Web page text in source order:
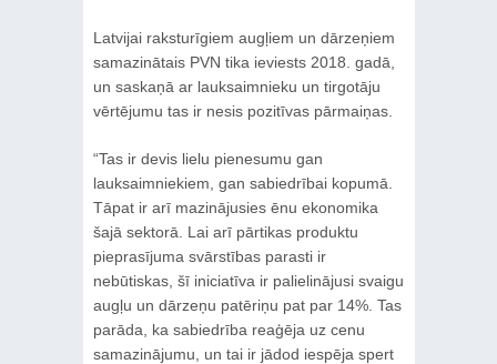
Latvijai raksturīgiem augļiem un dārzeņiem
samazinātais PVN tika ieviests 2018. gadā,
un saskaņā ar lauksaimnieku un tirgotāju
vērtējumu tas ir nesis pozitīvas pārmaiņas.
“Tas ir devis lielu pienesumu gan
lauksaimniekiem, gan sabiedrībai kopumā.
Tāpat ir arī mazinājusies ēnu ekonomika
šajā sektorā. Lai arī pārtikas produktu
pieprasījuma svārstības parasti ir
nebūtiskas, šī iniciatīva ir palielinājusi svaigu
augļu un dārzeņu patēriņu pat par 14%. Tas
parāda, ka sabiedrība reaģēja uz cenu
samazinājumu, un tai ir jādod iespēja spert